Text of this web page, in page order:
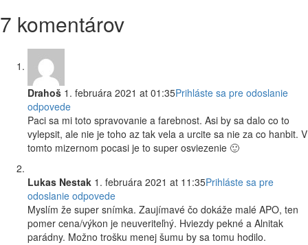
7 komentárov
Drahoš 1. februára 2021 at 01:35Prihláste sa pre odoslanie
odpovede
Paci sa mi toto spravovanie a farebnost. Asi by sa dalo co to
vylepsit, ale nie je toho az tak vela a urcite sa nie za co hanbit. V
tomto mizernom pocasi je to super osviezenie 🙂
Lukas Nestak 1. februára 2021 at 11:35Prihláste sa pre
odoslanie odpovede
Myslím že super snímka. Zaujímavé čo dokáže malé APO, ten
pomer cena/výkon je neuveriteľný. Hviezdy pekné a Alnitak
parádny. Možno trošku menej šumu by sa tomu hodilo.